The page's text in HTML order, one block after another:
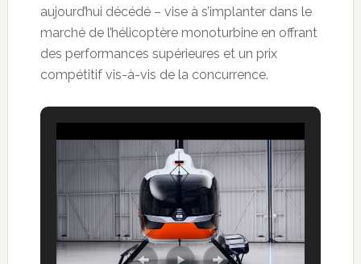
aujourd’hui décédé – vise à s’implanter dans le
marché de l’hélicoptère monoturbine en offrant
des performances supérieures et un prix
compétitif vis-à-vis de la concurrence.